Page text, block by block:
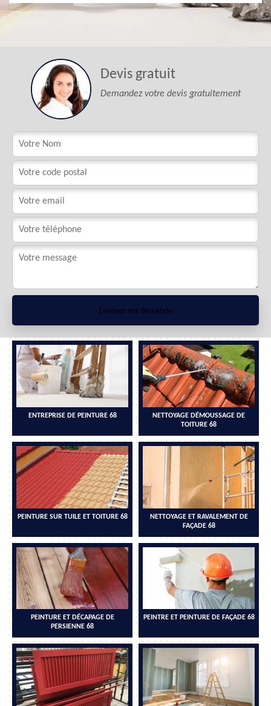
Devis gratuit
Demandez votre devis gratuitement
ENTREPRISE DE PEINTURE 68
NETTOYAGE DÉMOUSSAGE DE
TOITURE 68
PEINTURE SUR TUILE ET TOITURE 68
NETTOYAGE ET RAVALEMENT DE
FAÇADE 68
PEINTURE ET DÉCAPAGE DE
PERSIENNE 68
PEINTRE ET PEINTURE DE FAÇADE 68